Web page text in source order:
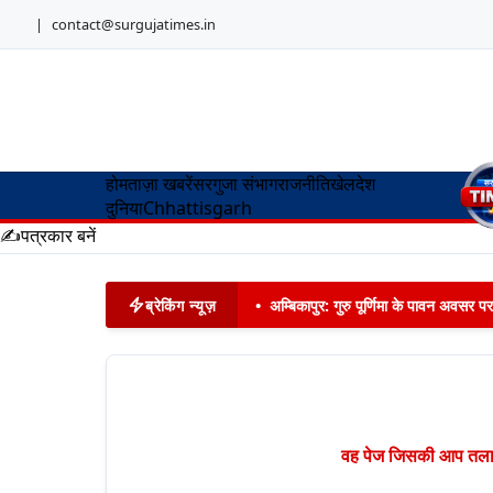
| contact@surgujatimes.in
होमताज़ा खबरेंसरगुजा संभागराजनीतिखेलदेश
दुनियाChhattisgarh
✍️पत्रकार बनें
ब्रेकिंग न्यूज़ • अम्बिकापुर: गुरु पूर्णिमा के पावन अवसर
वह पेज जिसकी आप